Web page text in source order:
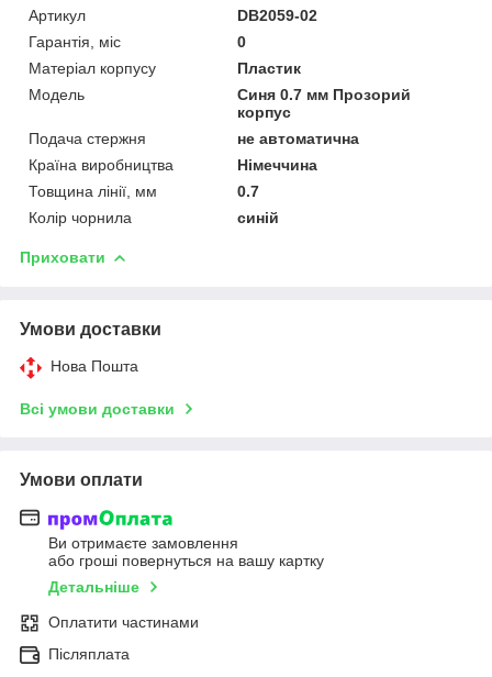
Артикул
DB2059-02
Гарантія, міс
0
Матеріал корпусу
Пластик
Мoдель
Синя 0.7 мм Прозорий
корпус
Подача стержня
не автоматична
Країна виробництва
Німеччина
Товщина лінії, мм
0.7
Колір чорнила
синій
Приховати
Умови доставки
Нова Пошта
Всі умови доставки
Умови оплати
Ви отримаєте замовлення
або гроші повернуться на вашу картку
Детальніше
Оплатити частинами
Післяплата